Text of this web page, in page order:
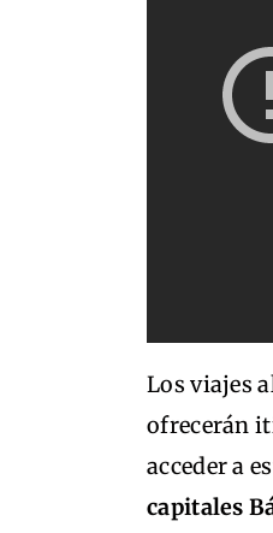
Los viajes
ofrecerán
acceder a
capitales